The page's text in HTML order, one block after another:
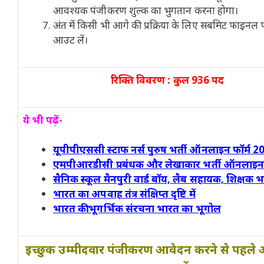
आवश्यक पंजीकरण शुल्क का भुगतान करना होगा।
अंत में किसी भी आगे की प्रक्रिया के लिए सबमिट फाइनल
आउट लें।
रिक्ति विवरण : कुल 936 पद
ये भी पढ़ें-
यूपीपीएससी स्टाफ नर्स पुरुष भर्ती ऑनलाइन फॉर्म
एमपीआरडीसी प्रबंधक और लेखाकार भर्ती ऑनलाइन
सैनिक स्कूल मैनपुरी वार्ड बॉय, लैब सहायक, शिक्षक
भारत का अपवाह तंत्र संक्षिप्त दृष्टि में
भारत की भूगर्भिक संरचना भारत का भूगोल
इच्छुक उम्मीदवार पंजीकरण आवेदन करने से पहले